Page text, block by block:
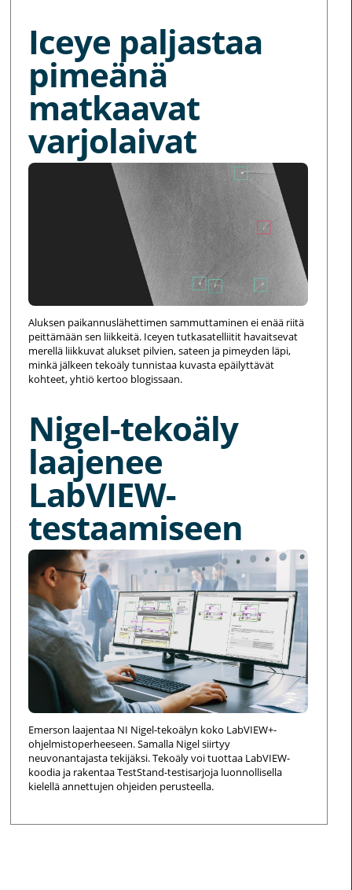
Iceye paljastaa
pimeänä
matkaavat
varjolaivat
Aluksen paikannuslähettimen sammuttaminen ei enää riitä
peittämään sen liikkeitä. Iceyen tutkasatelliitit havaitsevat
merellä liikkuvat alukset pilvien, sateen ja pimeyden läpi,
minkä jälkeen tekoäly tunnistaa kuvasta epäilyttävät
kohteet, yhtiö kertoo blogissaan.
Nigel-tekoäly
laajenee
LabVIEW-
testaamiseen
Emerson laajentaa NI Nigel-tekoälyn koko LabVIEW+-
ohjelmistoperheeseen. Samalla Nigel siirtyy
neuvonantajasta tekijäksi. Tekoäly voi tuottaa LabVIEW-
koodia ja rakentaa TestStand-testisarjoja luonnollisella
kielellä annettujen ohjeiden perusteella.